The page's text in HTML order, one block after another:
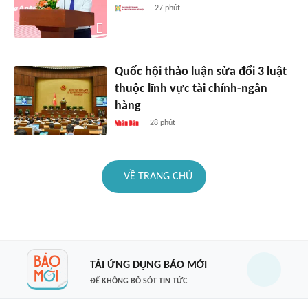
27 phút
Quốc hội thảo luận sửa đổi 3 luật
thuộc lĩnh vực tài chính-ngân
hàng
28 phút
VỀ TRANG CHỦ
TẢI ỨNG DỤNG BÁO MỚI
ĐỂ KHÔNG BỎ SÓT TIN TỨC